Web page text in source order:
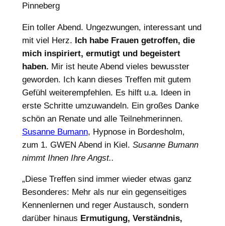
Pinneberg
Ein toller Abend. Ungezwungen, interessant und
mit viel Herz. Ich habe Frauen getroffen, die
mich inspiriert, ermutigt und begeistert
haben. Mir ist heute Abend vieles bewusster
geworden. Ich kann dieses Treffen mit gutem
Gefühl weiterempfehlen. Es hilft u.a. Ideen in
erste Schritte umzuwandeln. Ein großes Danke
schön an Renate und alle Teilnehmerinnen.
Susanne Bumann, Hypnose in Bordesholm,
zum 1. GWEN Abend in Kiel. Susanne Bumann
nimmt Ihnen Ihre Angst..
„Diese Treffen sind immer wieder etwas ganz
Besonderes: Mehr als nur ein gegenseitiges
Kennenlernen und reger Austausch, sondern
darüber hinaus Ermutigung, Verständnis,